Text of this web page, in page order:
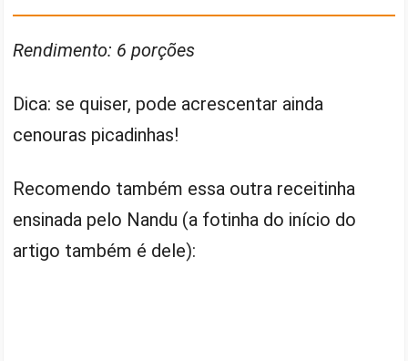
Rendimento: 6 porções
Dica: se quiser, pode acrescentar ainda
cenouras picadinhas!
Recomendo também essa outra receitinha
ensinada pelo Nandu (a fotinha do início do
artigo também é dele):